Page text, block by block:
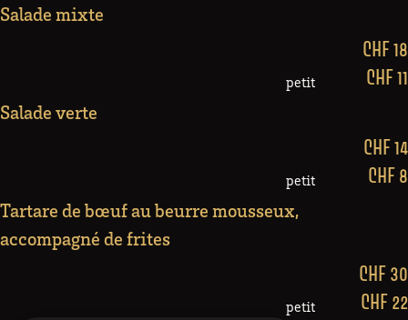
Salade mixte
CHF 18
petit
CHF 11
Salade verte
CHF 14
petit
CHF 8
Tartare de bœuf au beurre mousseux,
accompagné de frites
CHF 30
petit
CHF 22